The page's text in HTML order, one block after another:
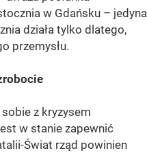
w Gdańsku – jedyna
działa tylko dlatego,
przemysłu.
sobie z kryzysem
w stanie zapewnić
Świat rząd powinien